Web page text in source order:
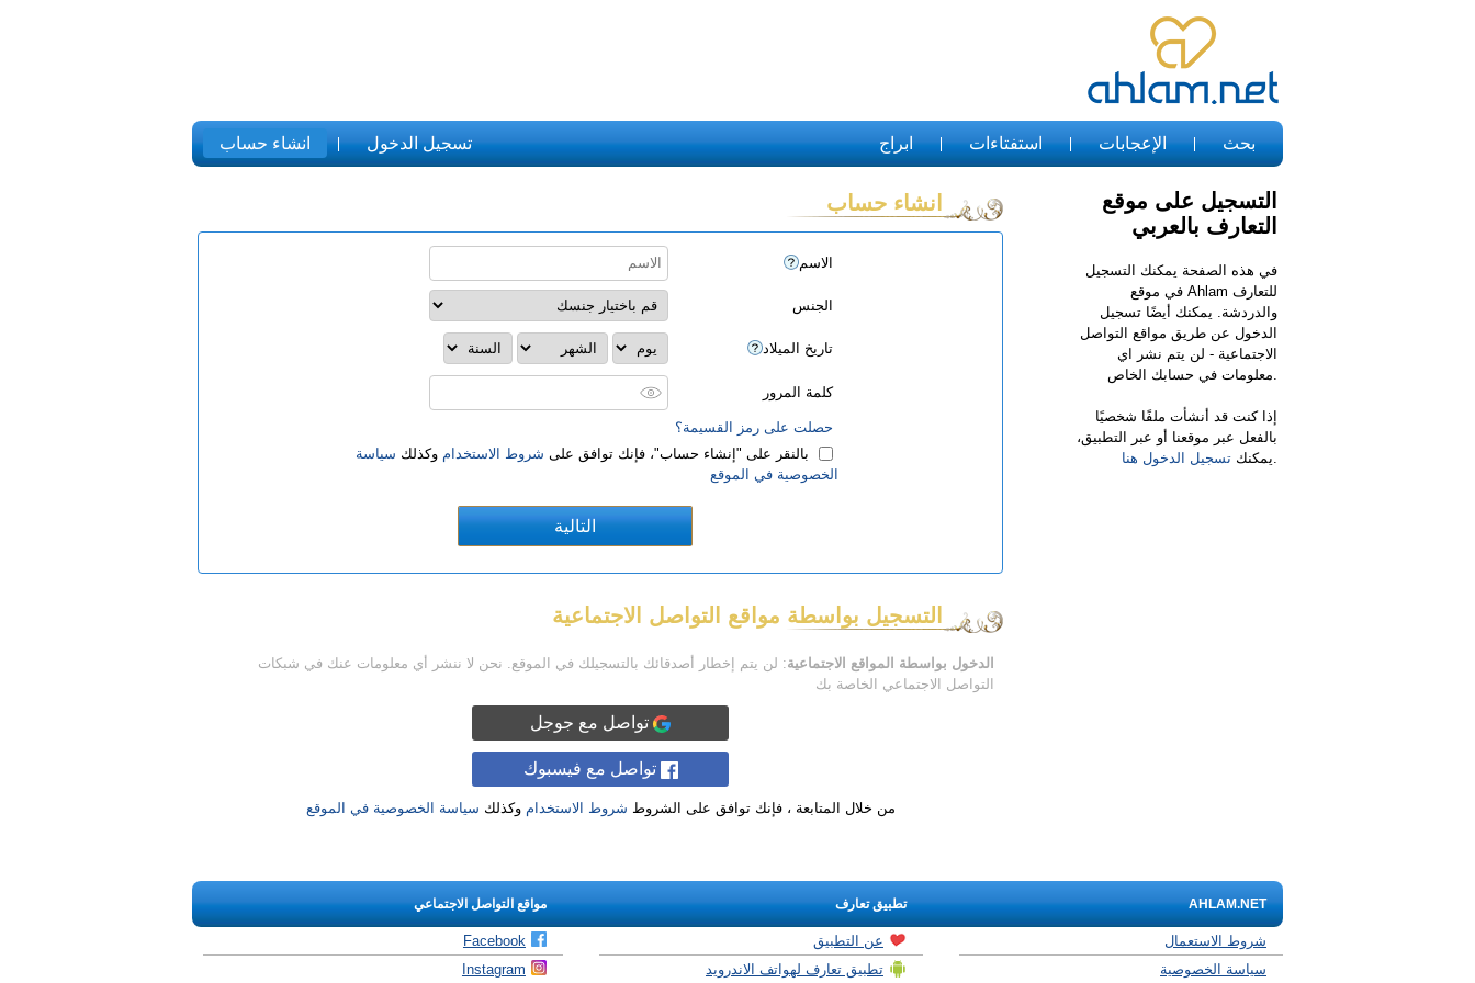
بحث الإعجابات استفتاءات ابراج انشاء حساب تسجيل الدخول
التسجيل على موقع
التعارف بالعربي
في هذه الصفحة يمكنك التسجيل
في موقع Ahlam للتعارف
والدردشة. يمكنك أيضًا تسجيل
الدخول عن طريق مواقع التواصل
الاجتماعية - لن يتم نشر اي
معلومات في حسابك الخاص.
إذا كنت قد أنشأت ملفًا شخصيًا
بالفعل عبر موقعنا أو عبر التطبيق،
يمكنك تسجيل الدخول هنا .
انشاء حساب
الاسم
الجنس
تاريخ الميلاد
كلمة المرور
حصلت على رمز القسيمة؟
بالنقر على "‏إنشاء حساب‏"، فإنك توافق على شروط الاستخدام وكذلك سياسة
الخصوصية في الموقع
التسجيل بواسطة مواقع التواصل الاجتماعية
الدخول بواسطة المواقع الاجتماعية: لن يتم إخطار أصدقائك بالتسجيلك في الموقع. نحن لا ننشر أي معلومات عنك في شبكات
التواصل الاجتماعي الخاصة بك
تواصل مع جوجل
تواصل مع فيسبوك
من خلال المتابعة ، فإنك توافق على الشروط شروط الاستخدام وكذلك سياسة الخصوصية في الموقع
AHLAM.NET تطبيق تعارف مواقع التواصل الاجتماعي
شروط الاستعمال
سياسة الخصوصية
عن التطبيق
تطبيق تعارف لهواتف الاندرويد
Facebook
Instagram